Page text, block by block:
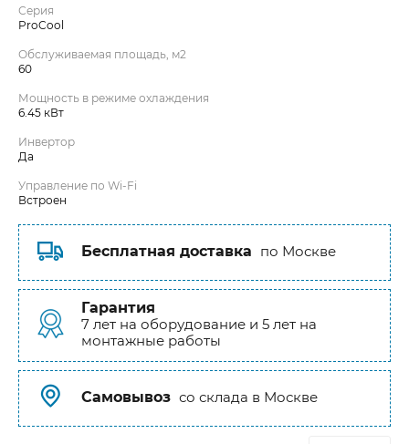
Серия
ProCool
Обслуживаемая площадь, м2
60
Мощность в режиме охлаждения
6.45 кВт
Инвертор
Да
Управление по Wi-Fi
Встроен
Бесплатная доставка по Москве
Гарантия
7 лет на оборудование и 5 лет на
монтажные работы
Самовывоз со склада в Москве